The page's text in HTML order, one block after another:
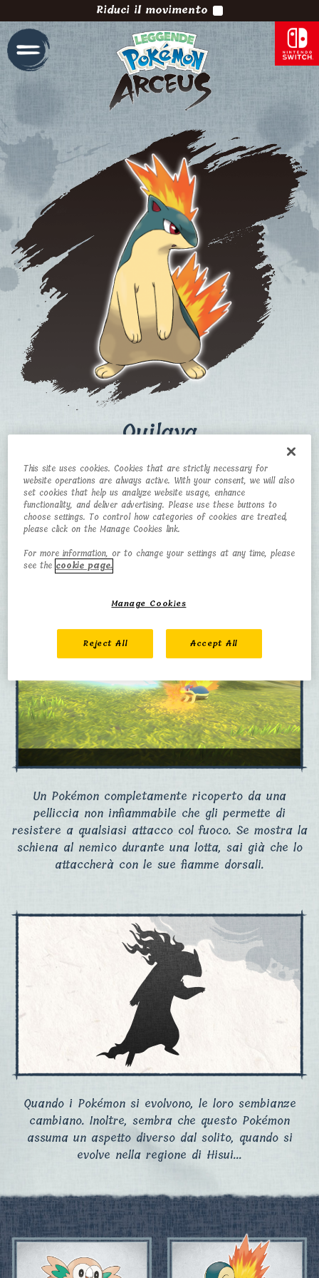
Riduci il movimento
Quilava
CATEGORIA
Pokémon Vulcano
TIPO
Fuoco
ALTEZZA
0,9 m 19,0 kg
Un Pokémon completamente ricoperto da una
pelliccia non infiammabile che gli permette di
resistere a qualsiasi attacco col fuoco. Se mostra la
schiena al nemico durante una lotta, sai già che lo
attaccherà con le sue fiamme dorsali.
Quando i Pokémon si evolvono, le loro sembianze
cambiano. Inoltre, sembra che questo Pokémon
assuma un aspetto diverso dal solito, quando si
evolve nella regione di Hisui...
This site uses cookies. Cookies that are strictly necessary for
website operations are always active. With your consent, we will also
set cookies that help us analyze website usage, enhance
functionality, and deliver advertising. Please use these buttons to
choose settings. To control how categories of cookies are treated,
please click on the Manage Cookies link.
For more information, or to change your settings at any time, please
see the cookie page.
Manage Cookies
Reject All Accept All